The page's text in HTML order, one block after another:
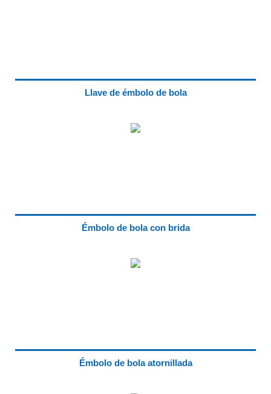
Llave de émbolo de bola
Émbolo de bola con brida
Émbolo de bola atornillada